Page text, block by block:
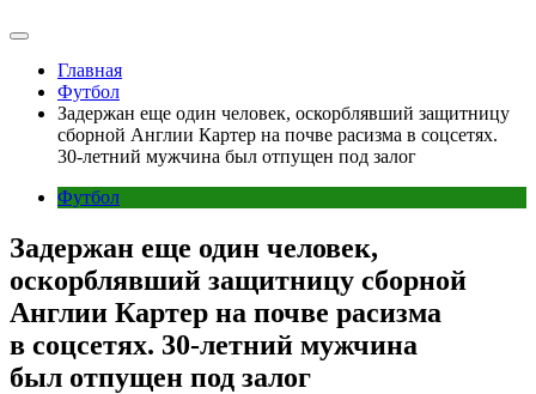
Главная
Футбол
Задержан еще один человек, оскорблявший защитницу
сборной Англии Картер на почве расизма в соцсетях.
30-летний мужчина был отпущен под залог
Футбол
Задержан еще один человек,
оскорблявший защитницу сборной
Англии Картер на почве расизма
в соцсетях. 30-летний мужчина
был отпущен под залог